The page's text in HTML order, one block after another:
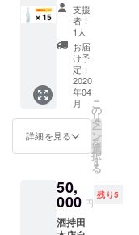
火入れ
・希望
の方は
商品ブ
ランド
ページ
にお名
前を掲
載 ・お
メッ
セージ
■ヤマサ
｜佐香
錦 純
米吟
醸 原
い。 ＜
スケ
ジュー
ル＞
2020年
5月10日
（日）
10:00〜
集合
酒持田
本店 島
田町７
８５
現地集
合 ＜リ
て、全
30種あ
る日本
酒の中
からき
き酒
（有
料）な
どもお
楽しみ
いただ
雲・木
綿街道
にいら
の歴史
ある当
蔵でど
のよう
にして
日本酒
ができ
るのか
の見学
ツアー
をいた
（１組4
名まで
を目
安）で
ト １個
口の最
大、配
送料
1600円
で送付
できる
うさぎ
雲15本
を目一
杯につ
めこん
すそ分
けした
りシェ
アした
支援
者：
1人
お届
け予
定：
2020
年04
月
詳細を見る
こ
の
リ
タ
ー
ン
を
選
択
す
る
50,
000 円
残り5
酒持田